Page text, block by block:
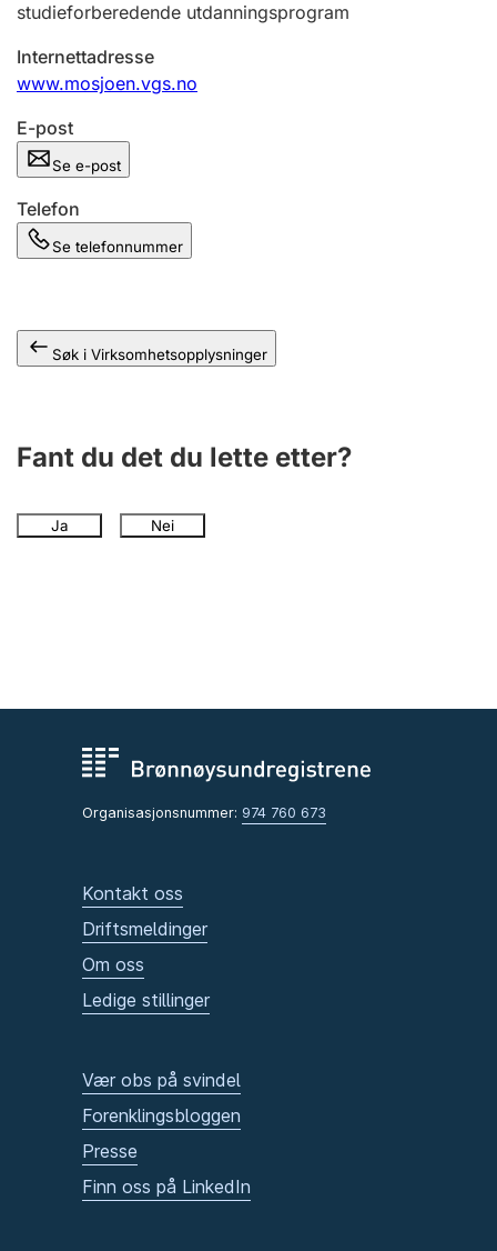
studieforberedende utdanningsprogram
Internettadresse
www.mosjoen.vgs.no
E-post
Se e-post
Telefon
Se telefonnummer
Søk i Virksomhetsopplysninger
Fant du det du lette etter?
Ja Nei
Organisasjonsnummer: 974 760 673
Kontakt oss
Driftsmeldinger
Om oss
Ledige stillinger
Vær obs på svindel
Forenklingsbloggen
Presse
Finn oss på LinkedIn